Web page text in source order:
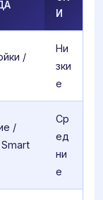
И
/
Ни
зки
е
/
Ср
ед
ни
е